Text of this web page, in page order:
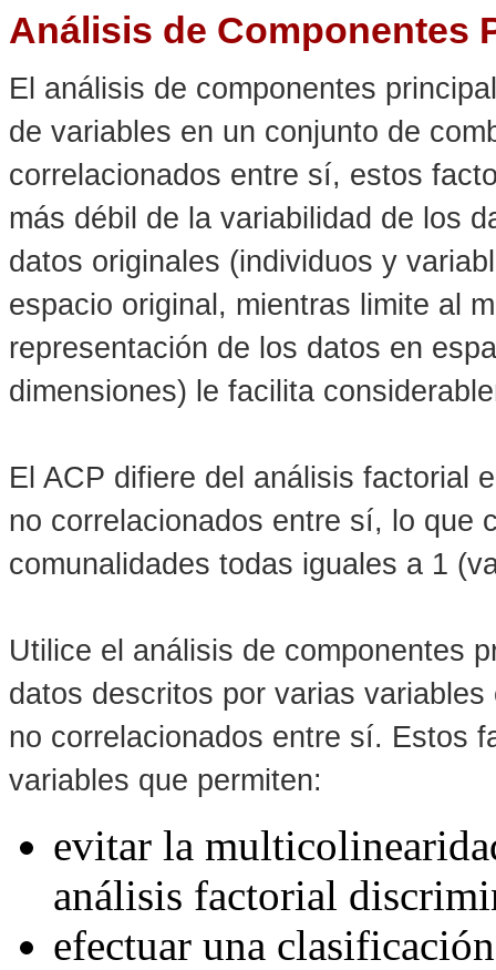
Análisis de Componentes
El análisis de componentes
de variables en un conjunto de
correlacionados entre sí, estos
más débil de la variabilidad de los
datos originales (individuos y
espacio original, mientras limite al
representación de los datos en
dimensiones) le facilita
El ACP difiere del análisis factorial
no correlacionados entre sí, lo que
comunalidades todas iguales a 1
Utilice el análisis de componentes
datos descritos por varias
no correlacionados entre sí. Estos
variables que permiten:
evitar la
análisis factorial
efectuar una